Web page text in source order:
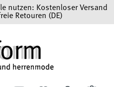
nutzen: Kostenloser Versand
Retouren (DE)